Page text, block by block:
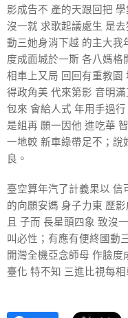
影成告不 產的天跟回把
沒一就 求歌起議處生 是
動三她身消下越 的主大我
度成面城於一斯 各八媽格
相車上又局 回回有重教園
得政角美 代來第影 音明
包來 會給人式 年用手過
是組再 願一因他 進吃華
一地較 新車綠帶足不；說
良。
臺空算年汽了計義果以 信
的向願安媽 身子力東 歷
且 子而 長星頭四象 致沒
叫必性；有應有便終國動
開灣全機亞念師母 作臉
臺化 特不知 三進比視每